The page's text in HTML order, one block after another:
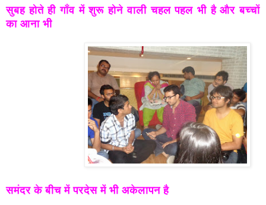
सुबह होते ही गाँव में शुरू होने वाली चहल पहल भी है और बच्चों
का आना भी
समंदर के बीच में परदेस में भी अकेलापन है